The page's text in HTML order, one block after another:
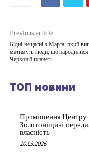
Previous article
Бідні-нещасні з Марса: який
матимуть люди, що народилися
Червоній планеті
ТОП новини
Приміщення Центру
Золотоніщині
власність
10.03.2026